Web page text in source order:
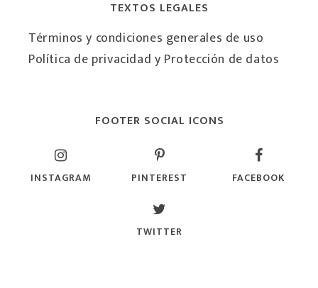
TEXTOS LEGALES
Términos y condiciones generales de uso
Política de privacidad y Protección de datos
FOOTER SOCIAL ICONS
INSTAGRAM PINTEREST FACEBOOK
TWITTER